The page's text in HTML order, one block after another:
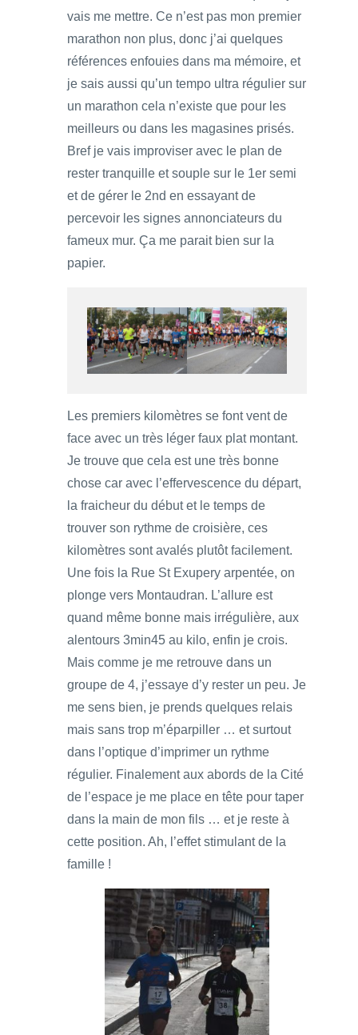
vais me mettre. Ce n’est pas mon premier
marathon non plus, donc j’ai quelques
références enfouies dans ma mémoire, et
je sais aussi qu’un tempo ultra régulier sur
un marathon cela n’existe que pour les
meilleurs ou dans les magasines prisés.
Bref je vais improviser avec le plan de
rester tranquille et souple sur le 1er semi
et de gérer le 2nd en essayant de
percevoir les signes annonciateurs du
fameux mur. Ça me parait bien sur la
papier.
Les premiers kilomètres se font vent de
face avec un très léger faux plat montant.
Je trouve que cela est une très bonne
chose car avec l’effervescence du départ,
la fraicheur du début et le temps de
trouver son rythme de croisière, ces
kilomètres sont avalés plutôt facilement.
Une fois la Rue St Exupery arpentée, on
plonge vers Montaudran. L’allure est
quand même bonne mais irrégulière, aux
alentours 3min45 au kilo, enfin je crois.
Mais comme je me retrouve dans un
groupe de 4, j’essaye d’y rester un peu. Je
me sens bien, je prends quelques relais
mais sans trop m’éparpiller … et surtout
dans l’optique d’imprimer un rythme
régulier. Finalement aux abords de la Cité
de l’espace je me place en tête pour taper
dans la main de mon fils … et je reste à
cette position. Ah, l’effet stimulant de la
famille !